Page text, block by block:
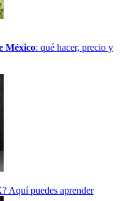
México: qué hacer, precio y
Aquí puedes aprender